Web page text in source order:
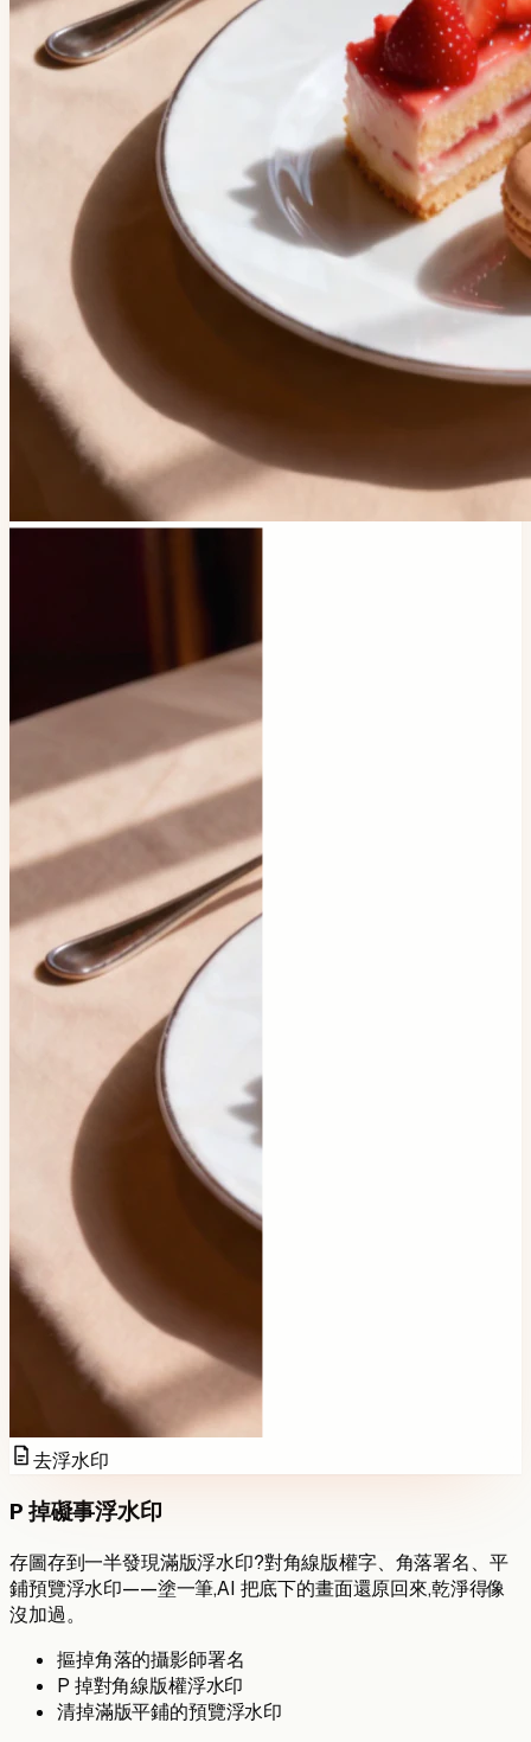
去浮水印
P 掉礙事浮水印
存圖存到一半發現滿版浮水印?對角線版權字、角落署名、平
鋪預覽浮水印——塗一筆,AI 把底下的畫面還原回來,乾淨得像
沒加過。
摳掉角落的攝影師署名
P 掉對角線版權浮水印
清掉滿版平鋪的預覽浮水印